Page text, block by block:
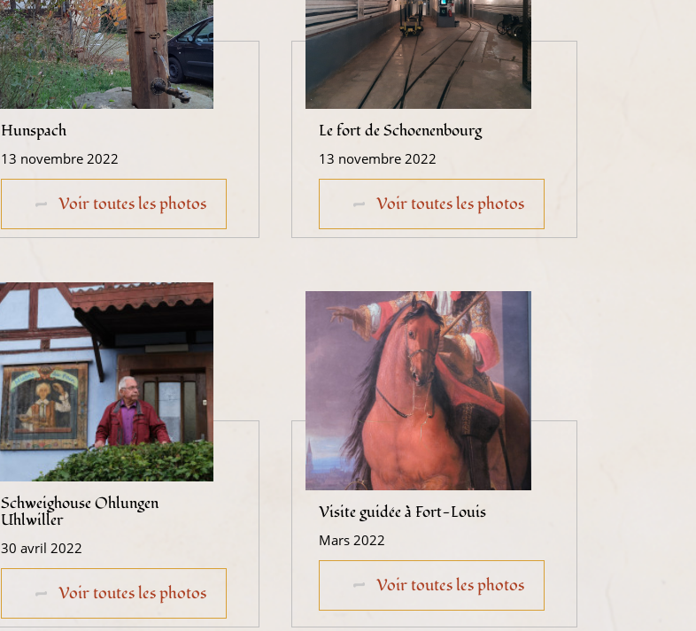
Hunspach
13 novembre 2022
Voir toutes les photos
Le fort de Schoenenbourg
13 novembre 2022
Voir toutes les photos
Schweighouse Ohlungen
Uhlwiller
30 avril 2022
Voir toutes les photos
Visite guidée à Fort-Louis
Mars 2022
Voir toutes les photos